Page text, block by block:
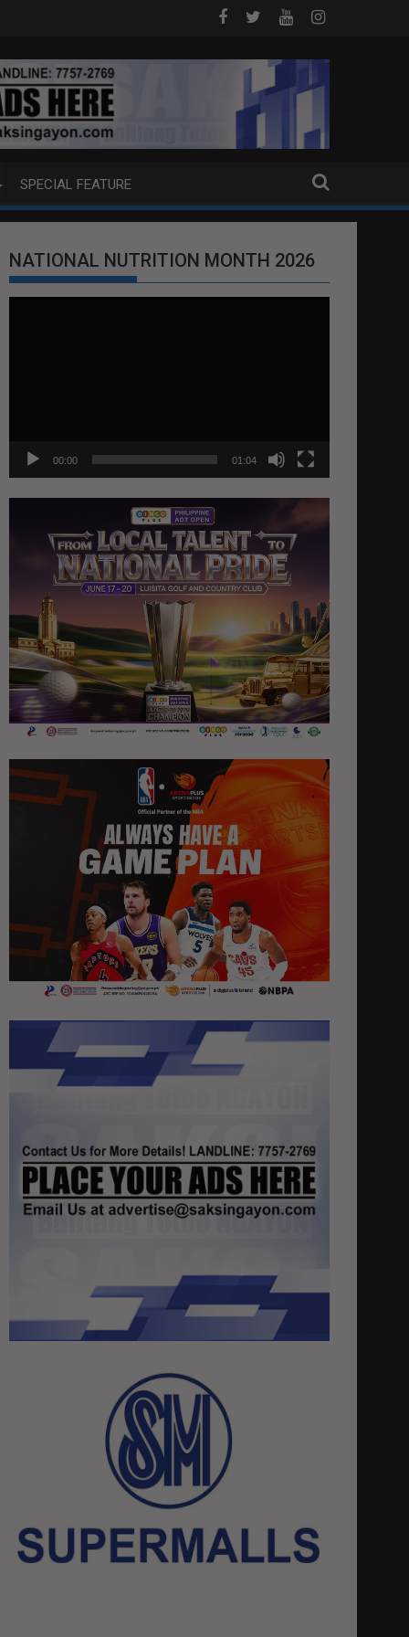
ANG EXTRADITION REQUEST NG U.S. LABAN KAY QUIBOLOY
MAHIGIT P21-M HALAGANG SMUGGLED
SPECIAL FEATURE
NATIONAL NUTRITION MONTH 2026
00:00 01:04